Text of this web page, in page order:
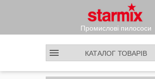
Промислові пилососи
КАТАЛОГ ТОВАРІВ